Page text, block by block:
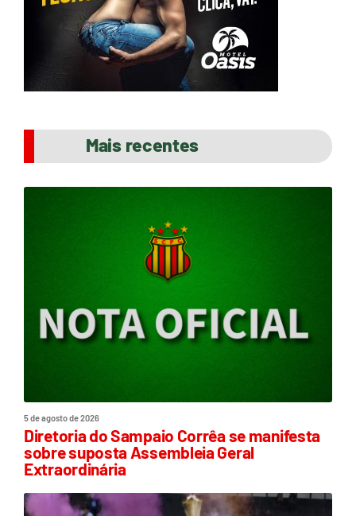
Mais recentes
5 de agosto de 2026
Diretoria do Sampaio Corrêa se manifesta
sobre suposta Assembleia Geral
Extraordinária